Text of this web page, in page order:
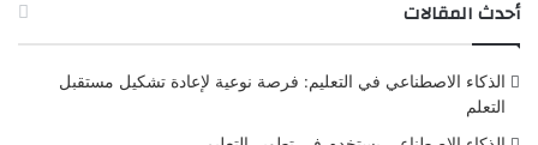
أحدث المقالات
الذكاء الاصطناعي في التعليم: فرصة نوعية لإعادة تشكيل مستقبل
التعلم